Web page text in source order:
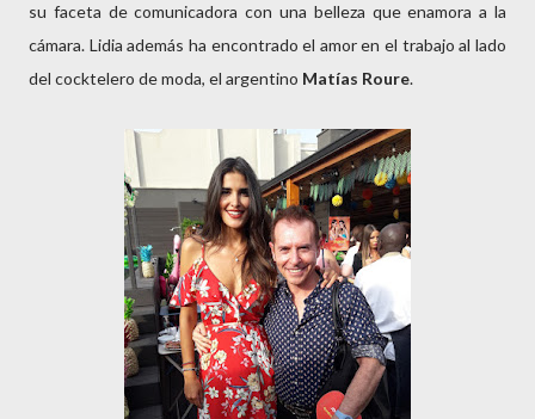
su faceta de comunicadora con una belleza que enamora a la
cámara. Lidia además ha encontrado el amor en el trabajo al lado
del cocktelero de moda, el argentino Matías Roure.